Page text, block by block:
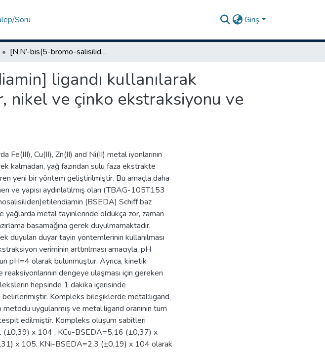
Soru Giriş
[N,N’-bis(5-bromo-salisiliden)-etilendiamin] ligandı kullanılarak yenilebilen sıvı yağlardan bakır, demir, nikel ve çinko ekstraksiyonu ve faas ile tayini
ligandı kullanılarak
nikel ve çinko ekstraksiyonu ve
Fe(III), Cu(II), Zn(II) and Ni(II) metal iyonlarının
kalmadan, yağ fazından sulu faza ekstrakte
yeni bir yöntem geliştirilmiştir. Bu amaçla daha
ve yapısı aydınlatılmış olan (TBAG-105T153
(BSEDA) Schiff baz
yağlarda metal tayinlerinde oldukça zor, zaman
basamağına gerek duyulmamaktadır.
duyulan duyar tayin yöntemlerinin kullanılması
veriminin arttırılması amacıyla, pH
pH=4 olarak bulunmuştur. Ayrıca, kinetik
dengeye ulaşması için gereken
hepsinde 1 dakika içerisinde
belirlenmiştir. Kompleks bileşiklerde metal:ligand
metodu uygulanmış ve metal:ligand oranının tüm
edilmiştir. Kompleks oluşum sabitleri
(±0,39) x 104 , KCu-BSEDA=5,16 (±0,37) x
x 105, KNi-BSEDA=2,3 (±0,19) x 104 olarak